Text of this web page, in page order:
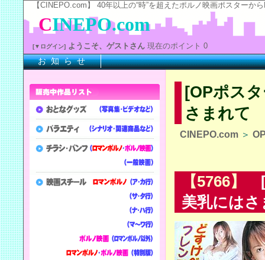
【CINEPO.com】 40年以上の“時”を超えたポルノ映画ポスター
[OPポス
さまれて
CINEPO.com ＞
【5766】
美乳にはさ
※
CINEPO.com
[▼ログイン] ようこそ、ゲストさん 現在のポイント 0
お 知 ら せ